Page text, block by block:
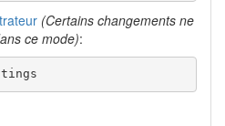
(Certains changements ne
ce mode):